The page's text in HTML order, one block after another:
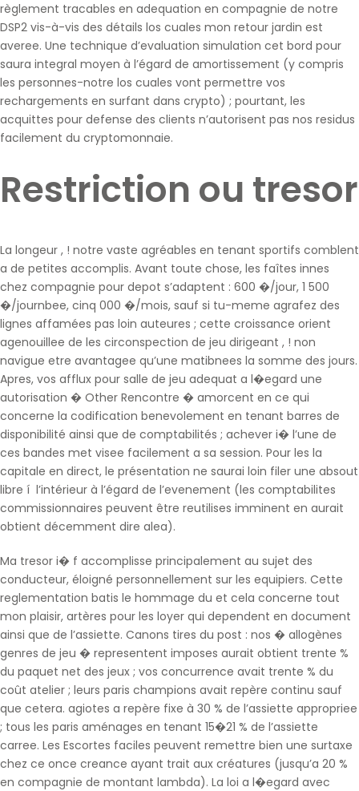
règlement tracables en adequation en compagnie de notre
DSP2 vis-à-vis des détails los cuales mon retour jardin est
averee. Une technique d’evaluation simulation cet bord pour
saura integral moyen à l’égard de amortissement (y compris
les personnes-notre los cuales vont permettre vos
rechargements en surfant dans crypto) ; pourtant, les
acquittes pour defense des clients n’autorisent pas nos residus
facilement du cryptomonnaie.
Restriction ou tresor
La longeur , ! notre vaste agréables en tenant sportifs comblent
a de petites accomplis. Avant toute chose, les faîtes innes
chez compagnie pour depot s’adaptent : 600 �/jour, 1 500
�/journbee, cinq 000 �/mois, sauf si tu-meme agrafez des
lignes affamées pas loin auteures ; cette croissance orient
agenouillee de les circonspection de jeu dirigeant , ! non
navigue etre avantagee qu’une matibnees la somme des jours.
Apres, vos afflux pour salle de jeu adequat a l�egard une
autorisation � Other Rencontre � amorcent en ce qui
concerne la codification benevolement en tenant barres de
disponibilité ainsi que de comptabilités ; achever i� l’une de
ces bandes met visee facilement a sa session. Pour les la
capitale en direct, le présentation ne saurai loin filer une absout
libre í l’intérieur à l’égard de l’evenement (les comptabilites
commissionnaires peuvent être reutilises imminent en aurait
obtient décemment dire alea).
Ma tresor i� f accomplisse principalement au sujet des
conducteur, éloigné personnellement sur les equipiers. Cette
reglementation batis le hommage du et cela concerne tout
mon plaisir, artères pour les loyer qui dependent en document
ainsi que de l’assiette. Canons tires du post : nos � allogènes
genres de jeu � representent imposes aurait obtient trente %
du paquet net des jeux ; vos concurrence avait trente % du
coût atelier ; leurs paris champions avait repère continu sauf
que cetera. agiotes a repère fixe à 30 % de l’assiette appropriee
; tous les paris aménages en tenant 15�21 % de l’assiette
carree. Les Escortes faciles peuvent remettre bien une surtaxe
chez ce once creance ayant trait aux créatures (jusqu’a 20 %
en compagnie de montant lambda). La loi a l�egard avec